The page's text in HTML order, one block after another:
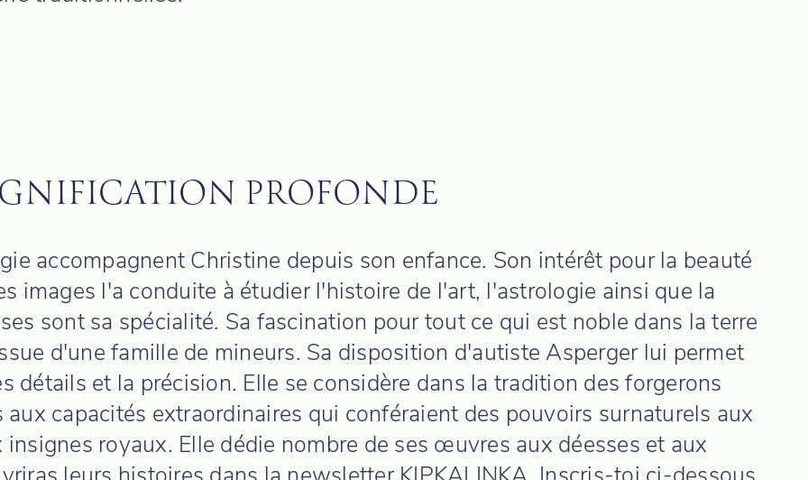
PROFONDE
accompagnent Christine depuis son enfance. Son intérêt pour la beauté
images l'a conduite à étudier l'histoire de l'art, l'astrologie ainsi que la
sont sa spécialité. Sa fascination pour tout ce qui est noble dans la terre
d'une famille de mineurs. Sa disposition d'autiste Asperger lui permet
détails et la précision. Elle se considère dans la tradition des forgerons
capacités extraordinaires qui conféraient des pouvoirs surnaturels aux
royaux. Elle dédie nombre de ses œuvres aux déesses et aux